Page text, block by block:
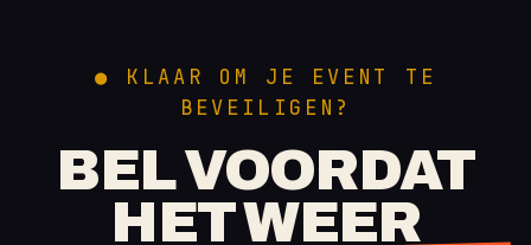
● KLAAR OM JE EVENT TE
BEVEILIGEN?
BEL VOORDAT
HET WEER